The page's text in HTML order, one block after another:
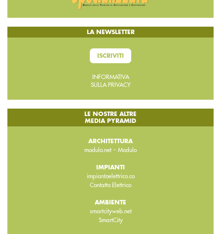
LA NEWSLETTER
ISCRIVITI
INFORMATIVA
SULLA PRIVACY
LE NOSTRE ALTRE
MEDIA PYRAMID
ARCHITETTURA
modulo.net - Modulo
IMPIANTI
impiantoelettrico.co
Contatto Elettrico
AMBIENTE
smartcityweb.net
SmartCity